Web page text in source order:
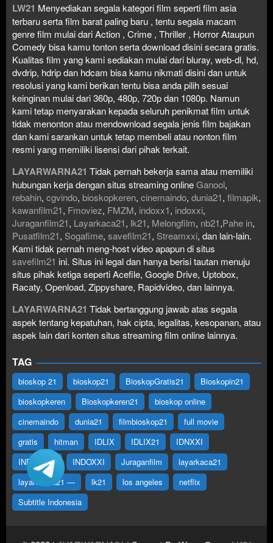
LW21 Menyediakan segala kategori film seperti film asia
terbaru serta film barat paling baru , tentu segala macam
genre film mulai dari Action , Crime , Thriller , Horror Ataupun
Comedy bisa kamu tonton serta download disini secara gratis.
Kualitas film yang kami sediakan mulai dari bluray, web-dl, hd,
dvdrip, hdrip dan hdcam bisa kamu nikmati disini dan untuk
resolusi yang kami berikan tentu bisa anda pilih sesuai
keinginan mulai dari 360p, 480p, 720p dan 1080p. Namun
kami tetap menyarakan kepada seluruh penikmat film untuk
tidak menonton atau mendownload segala jenis film bajakan
dan kami sarankan untuk tetap membeli atau nonton film
resmi yang memiliki lisensi dari pihak terkait.
LAYARWARNA21 Tidak pernah bekerja sama atau memiliki
hubungan kerja dengan situs streaming onlineGanool,
rebahin, cgvindo, bioskopkeren, cinemaindo, dunia21, filmapik,
kawanfilm21, Fmoviez, FMZM, indoxx1, indoxxi,
Juraganfilm21, Layarkaca21, lk21, Melongfilm, nb21,Pahe in,
Pusatfilm21, Sogafime, savefilm21, Streamxxi, dan lain-lain.
Kami tidak pernah meng-host video apapun di situs
savefilm21 ini. Situs ini legal dan hanya berisi tautan menuju
situs pihak ketiga seperti Acefile, Google Drive, Uptobox,
Racaty, Openload, Zippyshare, Rapidvideo, dan lainnya.
LAYARWARNA21 Tidak bertanggung jawab atas segala
aspek tentang kepatuhan, hak cipta, legalitas, kesopanan, atau
aspek lain dari konten situs streaming film online lainnya.
TAG
bioskop 21 bioskop21 BioskopGratis21
Bioskopin21
bioskopkeren
Bioskopkeren21
bioskop online
cinemaindo
dunia21 filmbioskop21
full movie
gratis
hitman IDLIX IDLIX21
IDNXXI
INDOFILM
INDOXXI Juraganfilm
layarkaca21
layarwarna21 —
lk21 los angeles
netflix
Subtitle Indonesia